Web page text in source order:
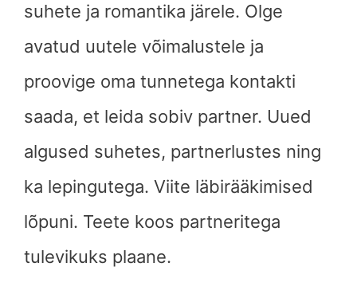
suhete ja romantika järele. Olge
avatud uutele võimalustele ja
proovige oma tunnetega kontakti
saada, et leida sobiv partner. Uued
algused suhetes, partnerlustes ning
ka lepingutega. Viite läbirääkimised
lõpuni. Teete koos partneritega
tulevikuks plaane.